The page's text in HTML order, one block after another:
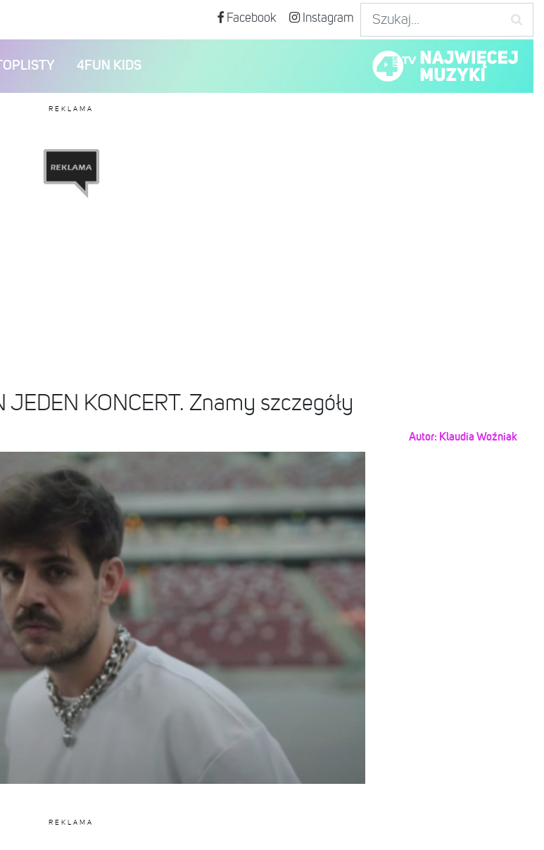
Facebook Instagram
4FUN KIDS
REKLAMA
KONCERT. Znamy szczegóły
Autor: Klaudia Woźniak
REKLAMA